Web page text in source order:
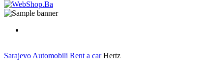
Sarajevo Automobili Rent a carHertz